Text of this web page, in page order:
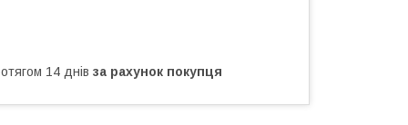
14 днів за рахунок покупця